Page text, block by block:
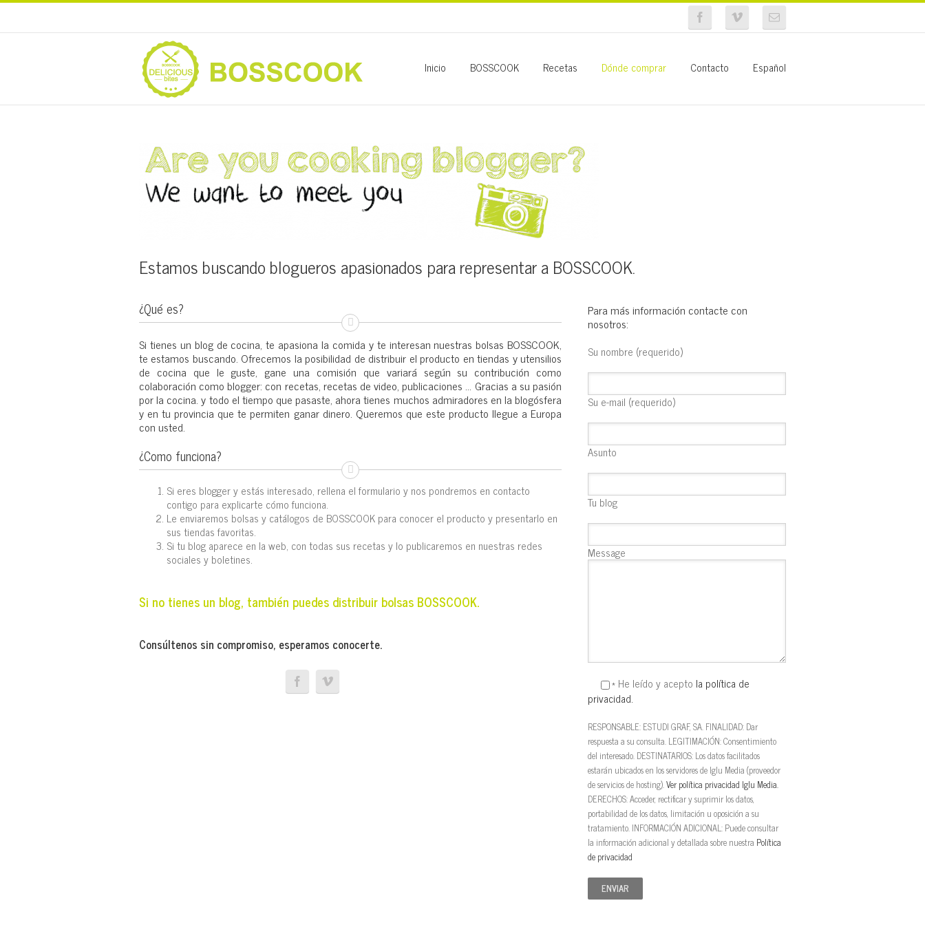
Inicio BOSSCOOK Recetas Dónde comprar Contacto Español
Estamos buscando blogueros apasionados para representar a BOSSCOOK.
¿Qué es?
Si tienes un blog de cocina, te apasiona la comida y te interesan nuestras bolsas BOSSCOOK,
te estamos buscando. Ofrecemos la posibilidad de distribuir el producto en tiendas y utensilios
de cocina que le guste, gane una comisión que variará según su contribución como
colaboración como blogger: con recetas, recetas de video, publicaciones … Gracias a su pasión
por la cocina. y todo el tiempo que pasaste, ahora tienes muchos admiradores en la blogósfera
y en tu provincia que te permiten ganar dinero. Queremos que este producto llegue a Europa
con usted.
¿Como funciona?
Si eres blogger y estás interesado, rellena el formulario y nos pondremos en contacto
contigo para explicarte cómo funciona.
Le enviaremos bolsas y catálogos de BOSSCOOK para conocer el producto y presentarlo en
sus tiendas favoritas.
Si tu blog aparece en la web, con todas sus recetas y lo publicaremos en nuestras redes
sociales y boletines.
Si no tienes un blog, también puedes distribuir bolsas BOSSCOOK.
Consúltenos sin compromiso, esperamos conocerte.
Para más información contacte con
nosotros:
Su nombre (requerido)
Su e-mail (requerido)
Asunto
Tu blog
Message
* He leído y acepto la política de
privacidad.
RESPONSABLE: ESTUDI GRAF, SA. FINALIDAD: Dar
respuesta a su consulta. LEGITIMACIÓN: Consentimiento
del interesado. DESTINATARIOS: Los datos facilitados
estarán ubicados en los servidores de Iglu Media (proveedor
de servicios de hosting).Ver política privacidad Iglu Media.
DERECHOS: Acceder, rectificar y suprimir los datos,
portabilidad de los datos, limitación u oposición a su
tratamiento. INFORMACIÓN ADICIONAL: Puede consultar
la información adicional y detallada sobre nuestra Política
de privacidad